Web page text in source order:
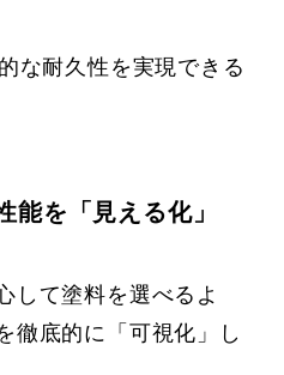
な耐久性を実現できる
能を「見える化」
して塗料を選べるよ
徹底的に「可視化」し